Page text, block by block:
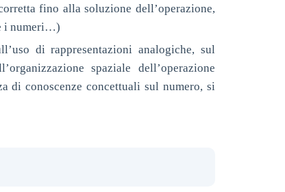
fino alla soluzione dell’operazione,
i numeri…)
di rappresentazioni analogiche, sul
spaziale dell’operazione
di conoscenze concettuali sul numero, si